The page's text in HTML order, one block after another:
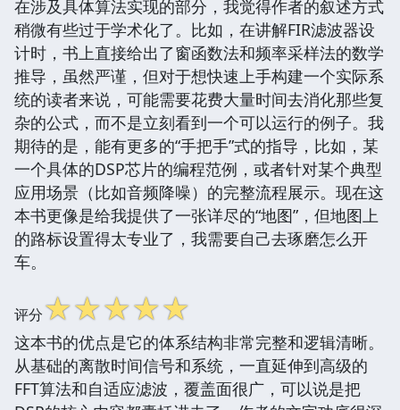
在涉及具体算法实现的部分，我觉得作者的叙述方式
稍微有些过于学术化了。比如，在讲解FIR滤波器设
计时，书上直接给出了窗函数法和频率采样法的数学
推导，虽然严谨，但对于想快速上手构建一个实际系
统的读者来说，可能需要花费大量时间去消化那些复
杂的公式，而不是立刻看到一个可以运行的例子。我
期待的是，能有更多的“手把手”式的指导，比如，某
一个具体的DSP芯片的编程范例，或者针对某个典型
应用场景（比如音频降噪）的完整流程展示。现在这
本书更像是给我提供了一张详尽的“地图”，但地图上
的路标设置得太专业了，我需要自己去琢磨怎么开
车。
评分☆☆☆☆☆
这本书的优点是它的体系结构非常完整和逻辑清晰。
从基础的离散时间信号和系统，一直延伸到高级的
FFT算法和自适应滤波，覆盖面很广，可以说是把